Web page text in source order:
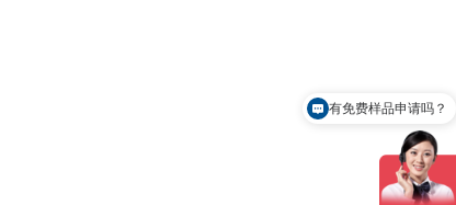
有免费样品申请吗？